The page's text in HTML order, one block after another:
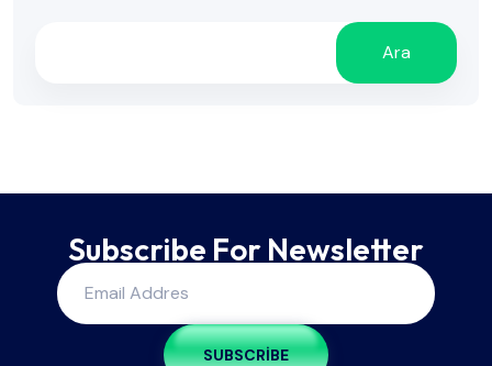
Ara
Subscribe For Newsletter
SUBSCRIBE